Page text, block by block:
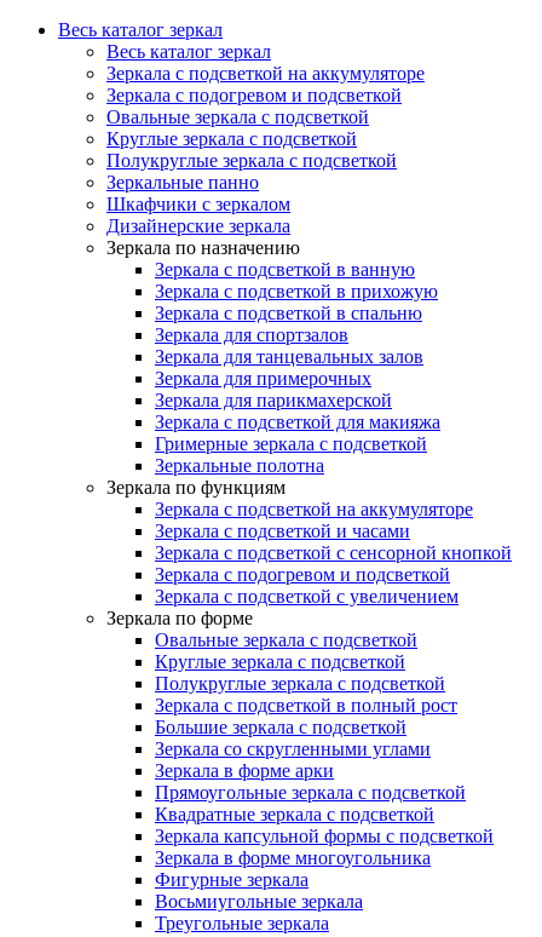
Весь каталог зеркал
Весь каталог зеркал
Зеркала с подсветкой на аккумуляторе
Зеркала с подогревом и подсветкой
Овальные зеркала с подсветкой
Круглые зеркала с подсветкой
Полукруглые зеркала с подсветкой
Зеркальные панно
Шкафчики с зеркалом
Дизайнерские зеркала
Зеркала по назначению
Зеркала с подсветкой в ванную
Зеркала с подсветкой в прихожую
Зеркала с подсветкой в спальню
Зеркала для спортзалов
Зеркала для танцевальных залов
Зеркала для примерочных
Зеркала для парикмахерской
Зеркала с подсветкой для макияжа
Гримерные зеркала с подсветкой
Зеркальные полотна
Зеркала по функциям
Зеркала с подсветкой на аккумуляторе
Зеркала с подсветкой и часами
Зеркала с подсветкой с сенсорной кнопкой
Зеркала с подогревом и подсветкой
Зеркала с подсветкой с увеличением
Зеркала по форме
Овальные зеркала с подсветкой
Круглые зеркала с подсветкой
Полукруглые зеркала с подсветкой
Зеркала с подсветкой в полный рост
Большие зеркала с подсветкой
Зеркала со скругленными углами
Зеркала в форме арки
Прямоугольные зеркала с подсветкой
Квадратные зеркала с подсветкой
Зеркала капсульной формы с подсветкой
Зеркала в форме многоугольника
Фигурные зеркала
Восьмиугольные зеркала
Треугольные зеркала